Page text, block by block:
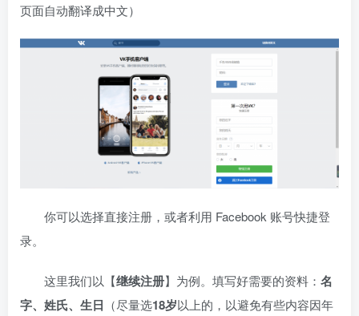
页面自动翻译成中文）
你可以选择直接注册，或者利用 Facebook 账号快捷登
录。
这里我们以【继续注册】为例。填写好需要的资料： 名
字、姓氏、生日 （尽量选18岁以上的，以避免有些内容因年